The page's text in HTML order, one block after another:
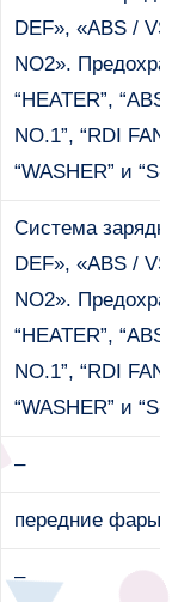
DEF», «ABS /
NO2».
“HEATER”,
NO.1”, “RDI
“WASHER” и “S-
Система
DEF», «ABS /
NO2».
“HEATER”,
NO.1”, “RDI
“WASHER” и “S-
–
передние фары
–